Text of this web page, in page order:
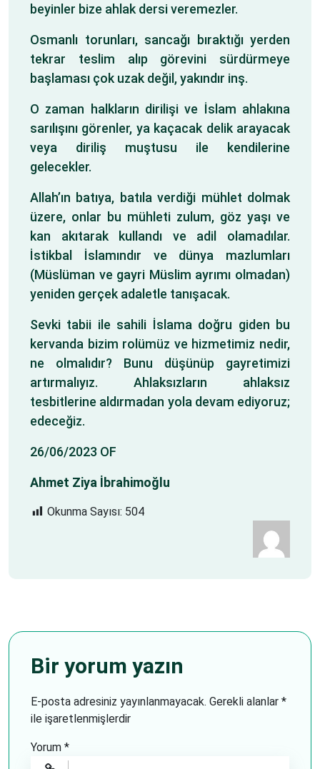
beyinler bize ahlak dersi veremezler.
Osmanlı torunları, sancağı bıraktığı yerden
tekrar teslim alıp görevini sürdürmeye
başlaması çok uzak değil, yakındır inş.
O zaman halkların dirilişi ve İslam ahlakına
sarılışını görenler, ya kaçacak delik arayacak
veya diriliş muştusu ile kendilerine
gelecekler.
Allah’ın batıya, batıla verdiği mühlet dolmak
üzere, onlar bu mühleti zulum, göz yaşı ve
kan akıtarak kullandı ve adil olamadılar.
İstikbal İslamındır ve dünya mazlumları
(Müslüman ve gayri Müslim ayrımı olmadan)
yeniden gerçek adaletle tanışacak.
Sevki tabii ile sahili İslama doğru giden bu
kervanda bizim rolümüz ve hizmetimiz nedir,
ne olmalıdır? Bunu düşünüp gayretimizi
artırmalıyız. Ahlaksızların ahlaksız
tesbitlerine aldırmadan yola devam ediyoruz;
edeceğiz.
26/06/2023 OF
Ahmet Ziya İbrahimoğlu
Okunma Sayısı: 504
Bir yorum yazın
E-posta adresiniz yayınlanmayacak. Gerekli alanlar *
ile işaretlenmişlerdir
Yorum *